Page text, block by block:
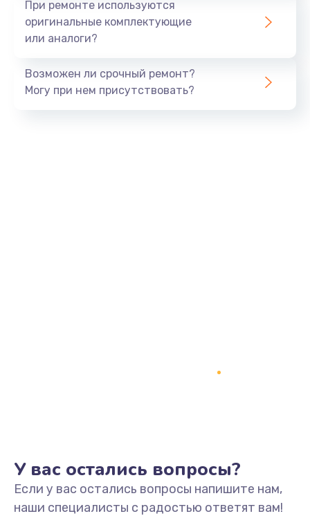
При ремонте используются
оригинальные комплектующие
или аналоги?
Возможен ли срочный ремонт?
Могу при нем присутствовать?
У вас остались вопросы?
Если у вас остались вопросы напишите нам,
наши специалисты с радостью ответят вам!